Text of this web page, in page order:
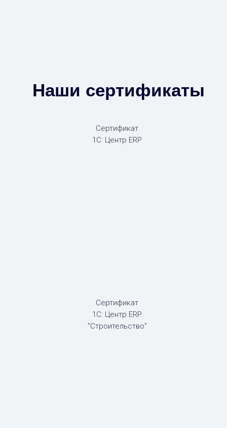
Наши сертификаты
Сертификат
1С: Центр ERP
Сертификат
1С: Центр ERP
"Строительство"